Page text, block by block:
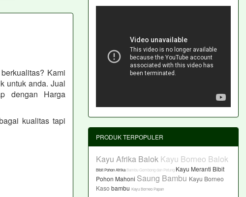
Kami
untuk anda. Jual
dengan Harga
kualitas tapi
PRODUK TERPOPULER
Kayu Afrika Balok Kayu Borneo Balok
Bibit Pohon Afrika Bambu Gombong dan Petung Kayu Meranti Bibit
Pohon Mahoni Saung Bambu Kayu Borneo
Kaso bambu Kayu Borneo Papan